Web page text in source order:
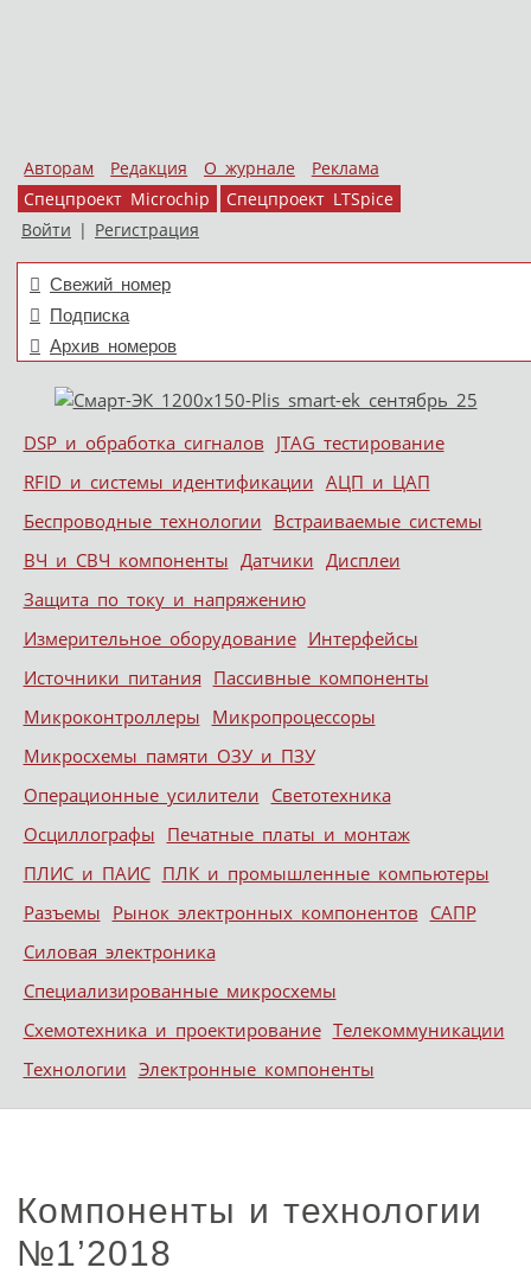
Авторам Редакция О журнале
Реклама
Спецпроект Microchip
Спецпроект LTSpice
Войти | Регистрация
Свежий номер
Подписка
Архив номеров
Меню
Skip to content
DSP и обработка сигналов JTAG тестирование
RFID и системы идентификации АЦП и ЦАП
Беспроводные технологии Встраиваемые системы
ВЧ и СВЧ компоненты Датчики Дисплеи
Защита по току и напряжению
Измерительное оборудование Интерфейсы
Источники питания Пассивные компоненты
Микроконтроллеры Микропроцессоры
Микросхемы памяти ОЗУ и ПЗУ
Операционные усилители Светотехника
Осциллографы Печатные платы и монтаж
ПЛИС и ПАИС ПЛК и промышленные компьютеры
Разъемы Рынок электронных компонентов САПР
Силовая электроника
Специализированные микросхемы
Схемотехника и проектирование Телекоммуникации
Технологии Электронные компоненты
Компоненты и технологии
№1’2018